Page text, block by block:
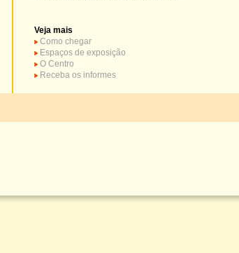
Veja mais
Como chegar
Espaços de exposição
O Centro
Receba os informes